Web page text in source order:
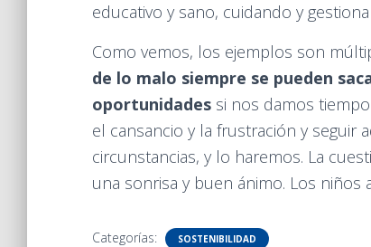
educativo y sano, cuidando y
Como vemos, los ejemplos son
de lo malo siempre se pueden
oportunidades si nos damos
el cansancio y la frustración y seguir
circunstancias, y lo haremos. La
una sonrisa y buen ánimo. Los
Categorías: SOSTENIBILIDAD